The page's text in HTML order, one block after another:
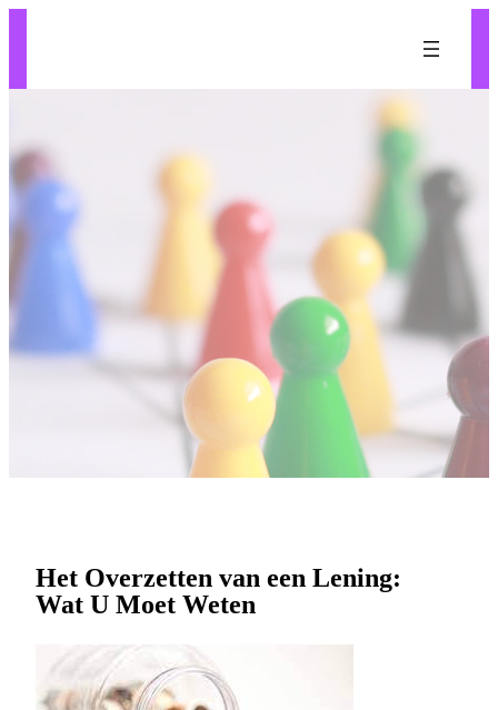
Het Overzetten van een Lening:
Wat U Moet Weten